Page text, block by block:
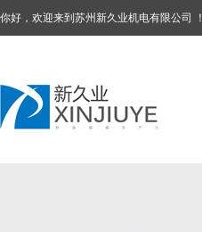
你好，欢迎来到苏州新久业机电有限公司 ！